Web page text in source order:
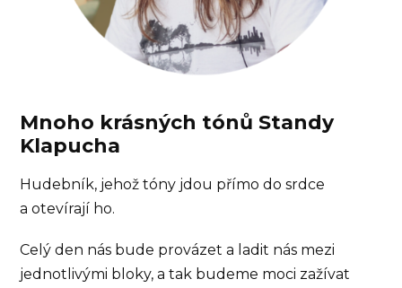
Mnoho krásných tónů Standy
Klapucha
Hudebník, jehož tóny jdou přímo do srdce
a otevírají ho.
Celý den nás bude provázet a ladit nás mezi
jednotlivými bloky, a tak budeme moci zažívat